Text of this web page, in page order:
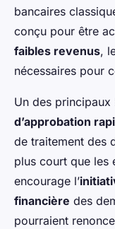
bancaires
conçu pour être
faibles revenus,
nécessaires pour
Un des
d’approbation
de traitement des
plus court que les
encourage l’
financière des
pourraient